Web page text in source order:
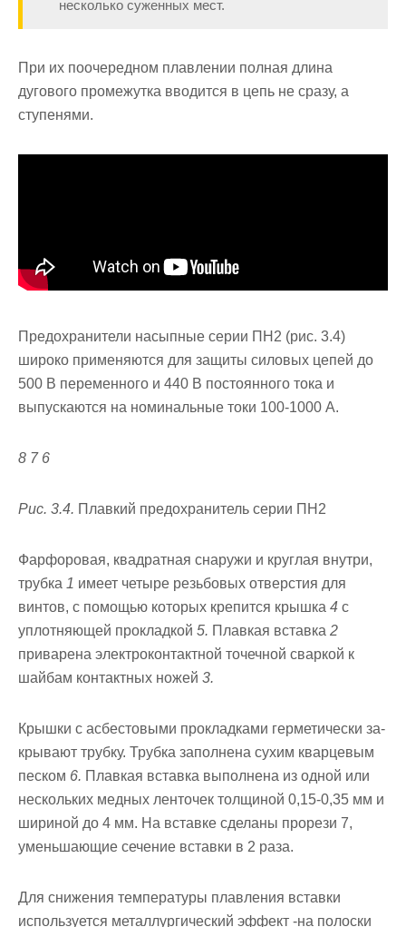
несколько суженных мест.
При их поочеред­ном плавлении полная длина
дугового промежутка вводится в цепь не сразу, а
ступенями.
Предохранители насыпные серии ПН2 (рис. 3.4)
широко приме­няются для защиты силовых цепей до
500 В переменного и 440 В по­стоянного тока и
выпускаются на номинальные токи 100-1000 А.
8 7 6
Рис. 3.4. Плавкий предохранитель серии ПН2
Фарфоровая, квадратная снаружи и круглая внутри,
трубка 1 имеет четыре резьбовых отверстия для
винтов, с помощью которых крепится крышка 4 с
уплотняющей прокладкой 5. Плавкая вставка 2
приварена электроконтактной точечной сваркой к
шайбам контакт­ных ножей 3.
Крышки с асбестовыми прокладками герметически за­
крывают трубку. Трубка заполнена сухим кварцевым
песком 6. Плав­кая вставка выполнена из одной или
нескольких медных ленточек толщиной 0,15-0,35 мм и
шириной до 4 мм. На вставке сделаны про­рези 7,
уменьшающие сечение вставки в 2 раза.
Для снижения темпе­ратуры плавления вставки
используется металлургический эффект -на полоски